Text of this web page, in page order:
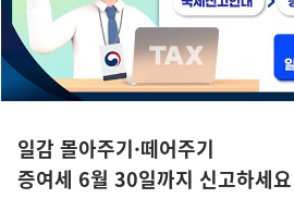
일감 몰아주기·떼어주기
증여세 6월 30일까지 신고하세